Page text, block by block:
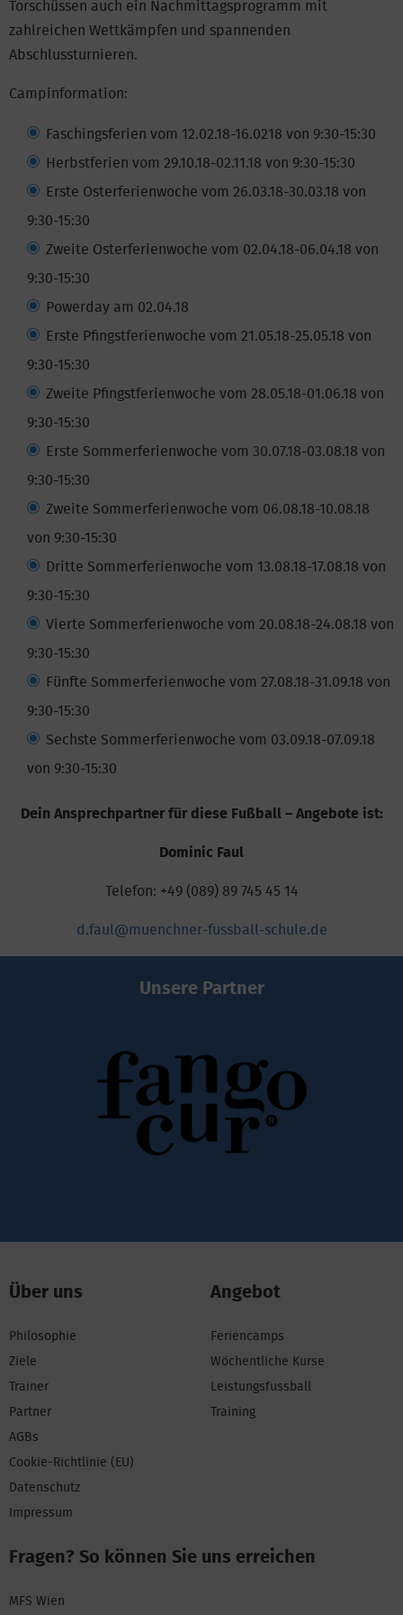
Torschüssen auch ein Nachmittagsprogramm mit
zahlreichen Wettkämpfen und spannenden
Abschlussturnieren.
Campinformation:
Faschingsferien vom 12.02.18-16.0218 von 9:30-15:30
Herbstferien vom 29.10.18-02.11.18 von 9:30-15:30
Erste Osterferienwoche vom 26.03.18-30.03.18 von
9:30-15:30
Zweite Osterferienwoche vom 02.04.18-06.04.18 von
9:30-15:30
Powerday am 02.04.18
Erste Pfingstferienwoche vom 21.05.18-25.05.18 von
9:30-15:30
Zweite Pfingstferienwoche vom 28.05.18-01.06.18 von
9:30-15:30
Erste Sommerferienwoche vom 30.07.18-03.08.18 von
9:30-15:30
Zweite Sommerferienwoche vom 06.08.18-10.08.18
von 9:30-15:30
Dritte Sommerferienwoche vom 13.08.18-17.08.18 von
9:30-15:30
Vierte Sommerferienwoche vom 20.08.18-24.08.18 von
9:30-15:30
Fünfte Sommerferienwoche vom 27.08.18-31.09.18 von
9:30-15:30
Sechste Sommerferienwoche vom 03.09.18-07.09.18
von 9:30-15:30
Dein Ansprechpartner für diese Fußball – Angebote ist:
Dominic Faul
Telefon: +49 (089) 89 745 45 14
d.faul@muenchner-fussball-schule.de
Unsere Partner
Über uns
Philosophie
Ziele
Trainer
Partner
AGBs
Cookie-Richtlinie (EU)
Datenschutz
Impressum
Angebot
Feriencamps
Wöchentliche Kurse
Leistungsfussball
Training
Fragen? So können Sie uns erreichen
MFS Wien